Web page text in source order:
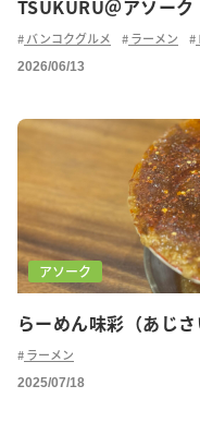
TSUKURU＠アソーク
バンコクグルメ ラーメン
2026/06/13
らーめん味彩（あじ
アソーク
ラーメン
2025/07/18